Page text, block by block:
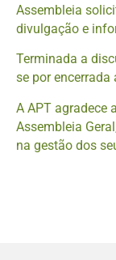
Assembleia
divulgação e
Terminada a
se por encerrada
A APT agradece
Assembleia
na gestão dos